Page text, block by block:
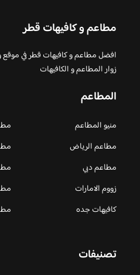
مطاعم و كافيهات قطر
افضل مطاعم و كافيهات قطر في
زوار المطاعم و الكافيهات
المطاعم
منيو المطاعم
مطاعم الرياض
مطاعم دبي
زووم الامارات
كافيهات جده
تصنيفات